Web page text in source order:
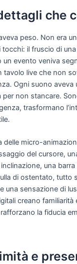
che
peso. Non era
il fruscio di
un evento veniva
tavolo live che non
Ogni suono
non stancare.
trasformano
delle micro-
del cursore,
una
di ostentato, tutto
una sensazione di
creano familiarità
la fiducia
e